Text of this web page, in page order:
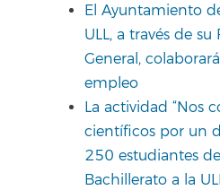
El Ayuntamiento
ULL, a través de
General,
empleo
La actividad “Nos
científicos por un
250 estudiantes
Bachillerato a la